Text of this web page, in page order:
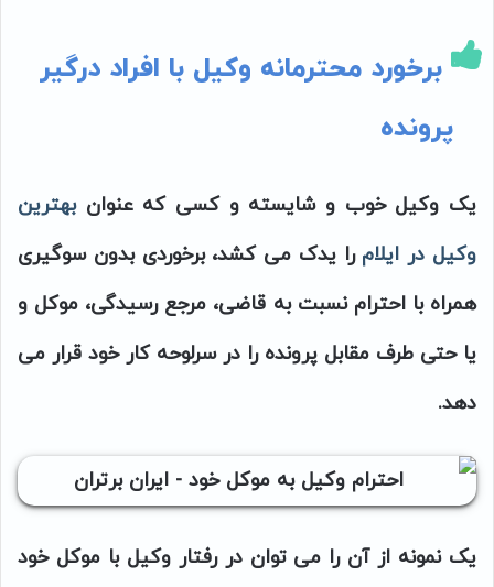
برخورد محترمانه وکیل با افراد درگیر
پرونده
یک وکیل خوب و شایسته و کسی که عنوانبهترین
وکیل در ایلام را یدک می کشد، برخوردی بدون سوگیری
همراه با احترام نسبت به قاضی، مرجع رسیدگی، موکل و
یا حتی طرف مقابل پرونده را در سرلوحه کار خود قرار می
دهد.
یک نمونه از آن را می توان در رفتار وکیل با موکل خود